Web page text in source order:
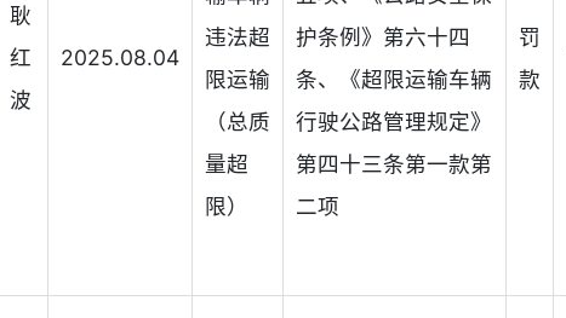
耿
红
波
2025.08.04
违法超
限运输
（总质
量超
限）
护条例》第六十四
条、《超限运输车辆
行驶公路管理规定》
第四十三条第一款第
二项
罚
款